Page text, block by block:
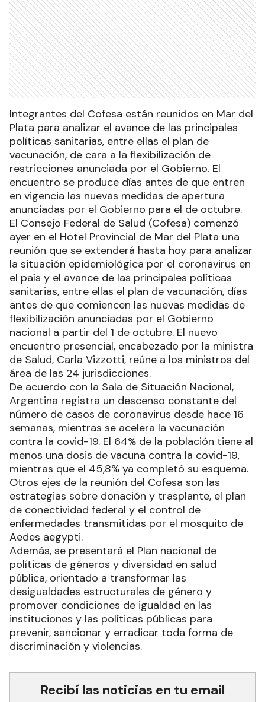
Integrantes del Cofesa están reunidos en Mar del
Plata para analizar el avance de las principales
políticas sanitarias, entre ellas el plan de
vacunación, de cara a la flexibilización de
restricciones anunciada por el Gobierno. El
encuentro se produce días antes de que entren
en vigencia las nuevas medidas de apertura
anunciadas por el Gobierno para el de octubre.
El Consejo Federal de Salud (Cofesa) comenzó
ayer en el Hotel Provincial de Mar del Plata una
reunión que se extenderá hasta hoy para analizar
la situación epidemiológica por el coronavirus en
el país y el avance de las principales políticas
sanitarias, entre ellas el plan de vacunación, días
antes de que comiencen las nuevas medidas de
flexibilización anunciadas por el Gobierno
nacional a partir del 1 de octubre. El nuevo
encuentro presencial, encabezado por la ministra
de Salud, Carla Vizzotti, reúne a los ministros del
área de las 24 jurisdicciones.
De acuerdo con la Sala de Situación Nacional,
Argentina registra un descenso constante del
número de casos de coronavirus desde hace 16
semanas, mientras se acelera la vacunación
contra la covid-19. El 64% de la población tiene al
menos una dosis de vacuna contra la covid-19,
mientras que el 45,8% ya completó su esquema.
Otros ejes de la reunión del Cofesa son las
estrategias sobre donación y trasplante, el plan
de conectividad federal y el control de
enfermedades transmitidas por el mosquito de
Aedes aegypti.
Además, se presentará el Plan nacional de
políticas de géneros y diversidad en salud
pública, orientado a transformar las
desigualdades estructurales de género y
promover condiciones de igualdad en las
instituciones y las políticas públicas para
prevenir, sancionar y erradicar toda forma de
discriminación y violencias.
Recibí las noticias en tu email